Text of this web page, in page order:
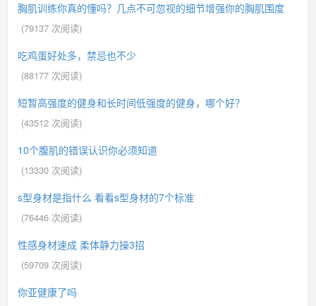
胸肌训练你真的懂吗？几点不可忽视的细节增强你的胸肌围度
(79137 次阅读)
吃鸡蛋好处多，禁忌也不少
(88177 次阅读)
短暂高强度的健身和长时间低强度的健身，哪个好？
(43512 次阅读)
10个腹肌的错误认识你必须知道
(13330 次阅读)
s型身材是指什么 看看s型身材的7个标准
(76446 次阅读)
性感身材速成 柔体静力操3招
(59709 次阅读)
你亚健康了吗